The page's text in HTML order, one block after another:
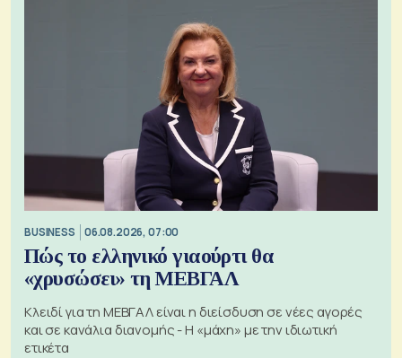
BUSINESS 06.08.2026, 07:00
Πώς το ελληνικό γιαούρτι θα
«χρυσώσει» τη ΜΕΒΓΑΛ
Κλειδί για τη ΜΕΒΓΑΛ είναι η διείσδυση σε νέες αγορές
και σε κανάλια διανομής - Η «μάχη» με την ιδιωτική
ετικέτα